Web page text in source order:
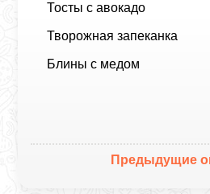
Тосты с авокадо
Творожная запеканка
Блины с медом
Предыдущие